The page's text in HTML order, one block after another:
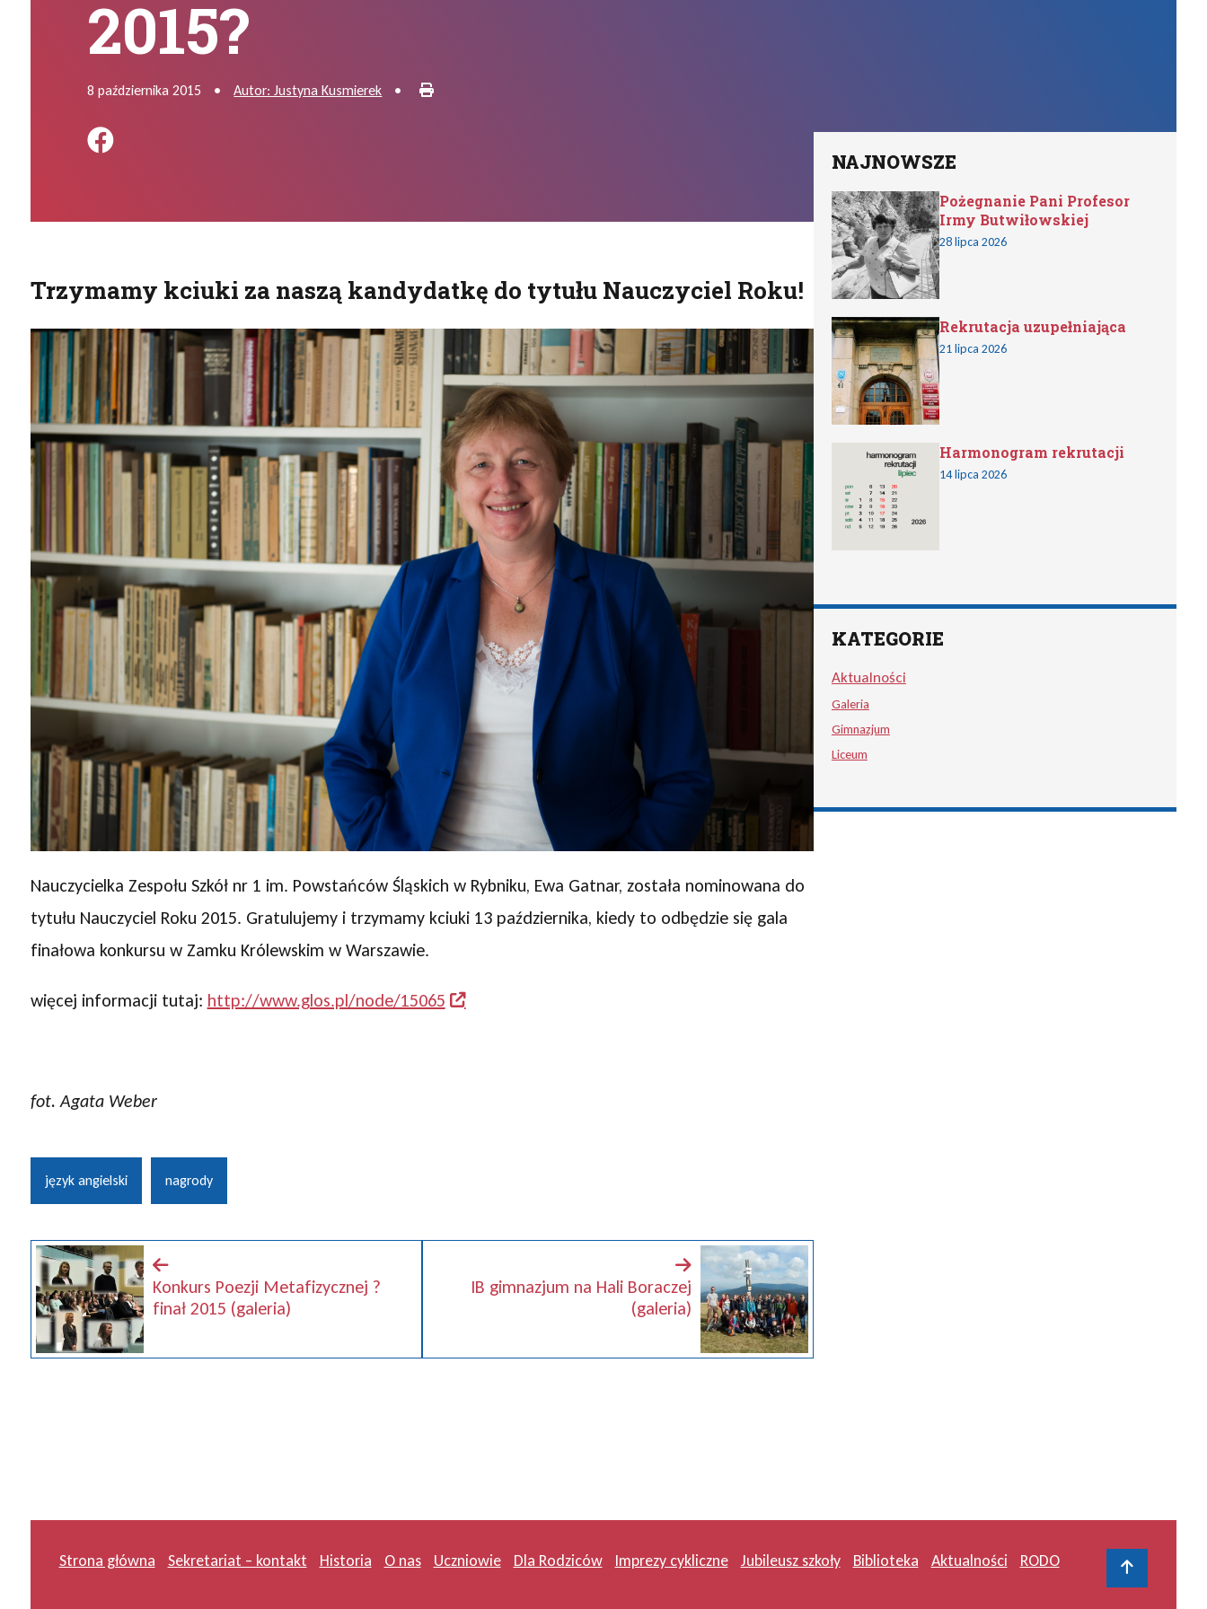
2015?
8 października 2015 • Autor: Justyna Kusmierek • Drukuj
Podziel się na FB
Trzymamy kciuki za naszą kandydatkę do tytułu Nauczyciel Roku!
Nauczycielka Zespołu Szkół nr 1 im. Powstańców Śląskich w Rybniku, Ewa Gatnar, została nominowana do
tytułu Nauczyciel Roku 2015. Gratulujemy i trzymamy kciuki 13 października, kiedy to odbędzie się gala
finałowa konkursu w Zamku Królewskim w Warszawie.
więcej informacji tutaj: http://www.glos.pl/node/15065
fot. Agata Weber
język angielski nagrody
Konkurs Poezji Metafizycznej ?
finał 2015 (galeria)
IB gimnazjum na Hali Boraczej
(galeria)
NAJNOWSZE
Pożegnanie Pani Profesor
Irmy Butwiłowskiej
28 lipca 2026
Rekrutacja uzupełniająca
21 lipca 2026
Harmonogram rekrutacji
14 lipca 2026
KATEGORIE
Aktualności
Galeria
Gimnazjum
Liceum
Strona główna Sekretariat – kontakt Historia O nas Uczniowie Dla Rodziców Imprezy cykliczne Jubileusz szkoły Biblioteka Aktualności RODO Do